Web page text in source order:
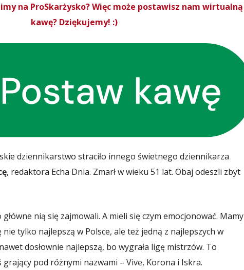
na ProSkarżysko? Więc może postawisz nam wirtualną
kawę? Dziękujemy! :)
dziennikarstwo straciło innego świetnego dziennikarza
, redaktora Echa Dnia. Zmarł w wieku 51 lat. Obaj odeszli zbyt
główne nią się zajmowali. A mieli się czym emocjonować. Mamy
nie tylko najlepszą w Polsce, ale też jedną z najlepszych w
dosłownie najlepszą, bo wygrała ligę mistrzów. To
pod różnymi nazwami – Vive, Korona i Iskra.